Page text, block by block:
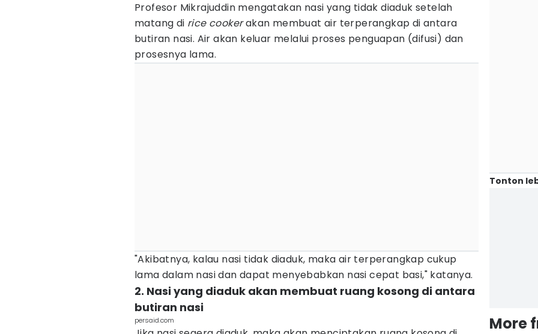
Profesor Mikrajuddin mengatakan nasi yang tidak diaduk setelah
matang di rice cookerakan membuat air terperangkap di antara
butiran nasi. Air akan keluar melalui proses penguapan (difusi) dan
prosesnya lama.
"Akibatnya, kalau nasi tidak diaduk, maka air terperangkap cukup
lama dalam nasi dan dapat menyebabkan nasi cepat basi," katanya.
2. Nasi yang diaduk akan membuat ruang kosong di antara
butiran nasi
persaid.com
Tonton
More